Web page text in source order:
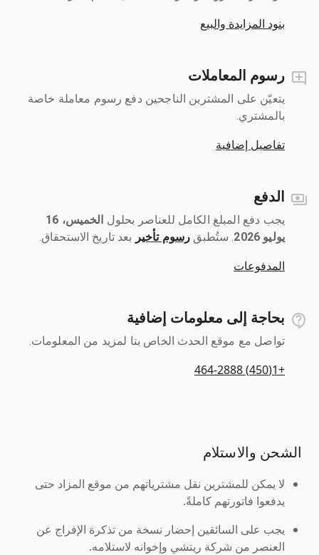
بنود المزايدة والبيع
رسوم المعاملات
يتعيّن على المشترين الناجحين دفع رسوم معاملة خاصة
بالمشتري.
تفاصيل إضافية
الدفع
يجب دفع المبلغ الكامل للعناصر بحلول ‎
الخميس، 16
يوليو 2026
رسوم تأخير بعد تاريخ الاستحقاق.
المدفوعات
بحاجة إلى معلومات إضافية
تواصل مع موقع الحدث الخاص بنا لمزيد من المعلومات.
+1(450) 464-2888
الشحن والاستلام
لا يمكن للمشترين نقل مشترياتهم من موقع المزاد حتى
يدفعوا فاتورتهم كاملةً.
يجب على السائقين إحضار نسخة من تذكرة الإفراج عن
العنصر من شركة ريتشي وإخوانه لاستلامه.